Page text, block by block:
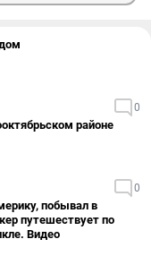
0
районе
0
побывал в
путешествует по
Видео